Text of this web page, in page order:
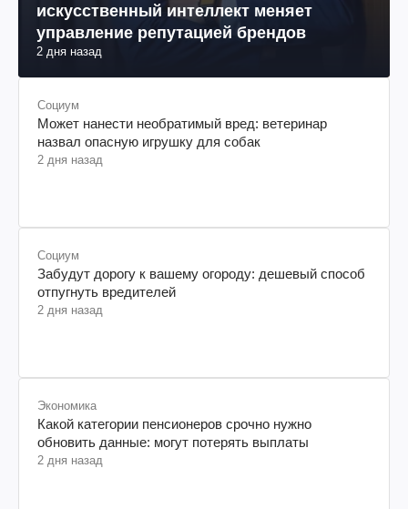
искусственный интеллект меняет
управление репутацией брендов
2 дня назад
Социум
Может нанести необратимый вред: ветеринар
назвал опасную игрушку для собак
2 дня назад
Социум
Забудут дорогу к вашему огороду: дешевый способ
отпугнуть вредителей
2 дня назад
Экономика
Какой категории пенсионеров срочно нужно
обновить данные: могут потерять выплаты
2 дня назад